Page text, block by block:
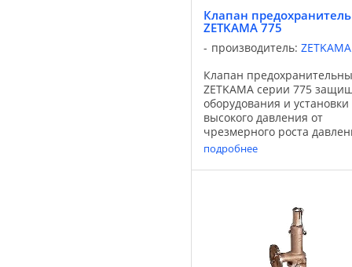
Клапан
ZETKAMA 775
производитель: ZETKAMA
Клапан
ZETKAMA серии 775
оборудования и установки
высокого давления от
чрезмерного роста
выше предельного
случае, когда вызванное
давлением усилие нажима,
подробнее